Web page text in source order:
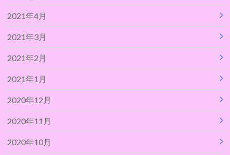
2021年4月
2021年3月
2021年2月
2021年1月
2020年12月
2020年11月
2020年10月